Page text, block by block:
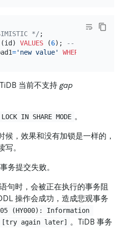
*/
VALUES (6);
-- 仅 MySQL 中
='new value' WHERE
当前不支持 gap
IN SHARE MODE 。
候，效果和没有加锁是一样的，
。
务提交失败。
句时，会被正在执行的事务阻
操作会成功，造成悲观事务
(HY000): Information
[try again later]
。TiDB 事务